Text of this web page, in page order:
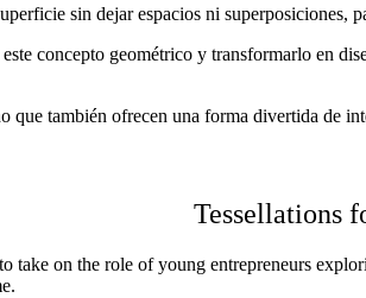
sin dejar espacios ni superposiciones,
concepto geométrico y transformarlo en
que también ofrecen una forma divertida de
Tessellations
take on the role of young entrepreneurs